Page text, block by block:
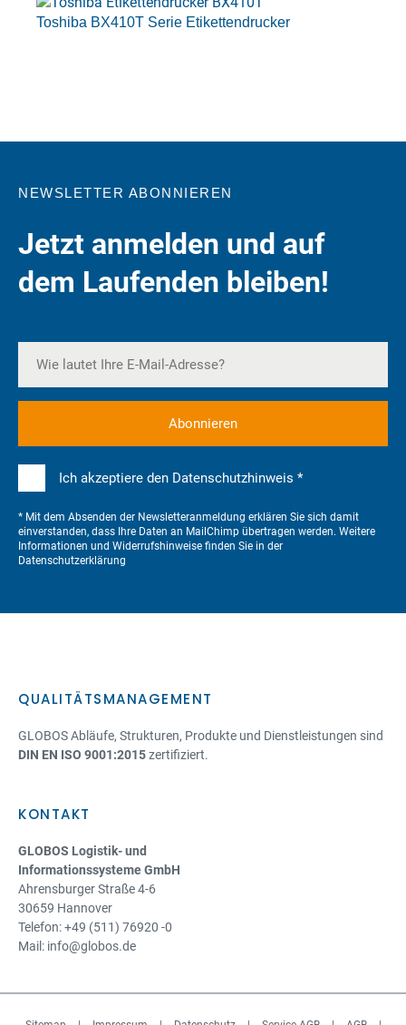
Toshiba BX410T Serie Etikettendrucker
NEWSLETTER ABONNIEREN
Jetzt anmelden und auf
dem Laufenden bleiben!
Ich akzeptiere den Datenschutzhinweis *
* Mit dem Absenden der Newsletteranmeldung erklären Sie sich damit
einverstanden, dass Ihre Daten an MailChimp übertragen werden. Weitere
Informationen und Widerrufshinweise finden Sie in der
Datenschutzerklärung
QUALITÄTSMANAGEMENT
GLOBOS Abläufe, Strukturen, Produkte und Dienstleistungen sind
DIN EN ISO 9001:2015zertifiziert.
KONTAKT
GLOBOS Logistik- und
Informationssysteme GmbH
Ahrensburger Straße 4-6
30659 Hannover
Telefon: +49 (511) 76920 -0
Mail: info@globos.de